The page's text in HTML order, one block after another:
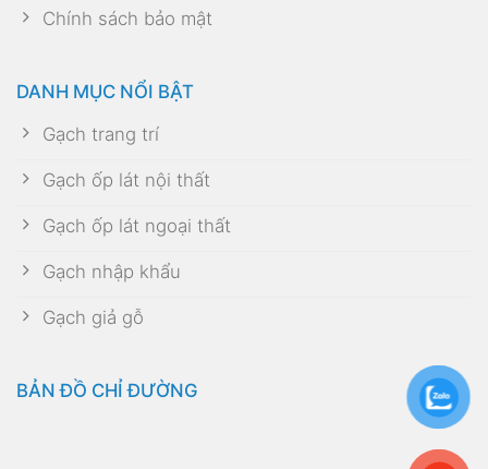
Chính sách bảo mật
DANH MỤC NỔI BẬT
Gạch trang trí
Gạch ốp lát nội thất
Gạch ốp lát ngoại thất
Gạch nhập khẩu
Gạch giả gỗ
BẢN ĐỒ CHỈ ĐƯỜNG